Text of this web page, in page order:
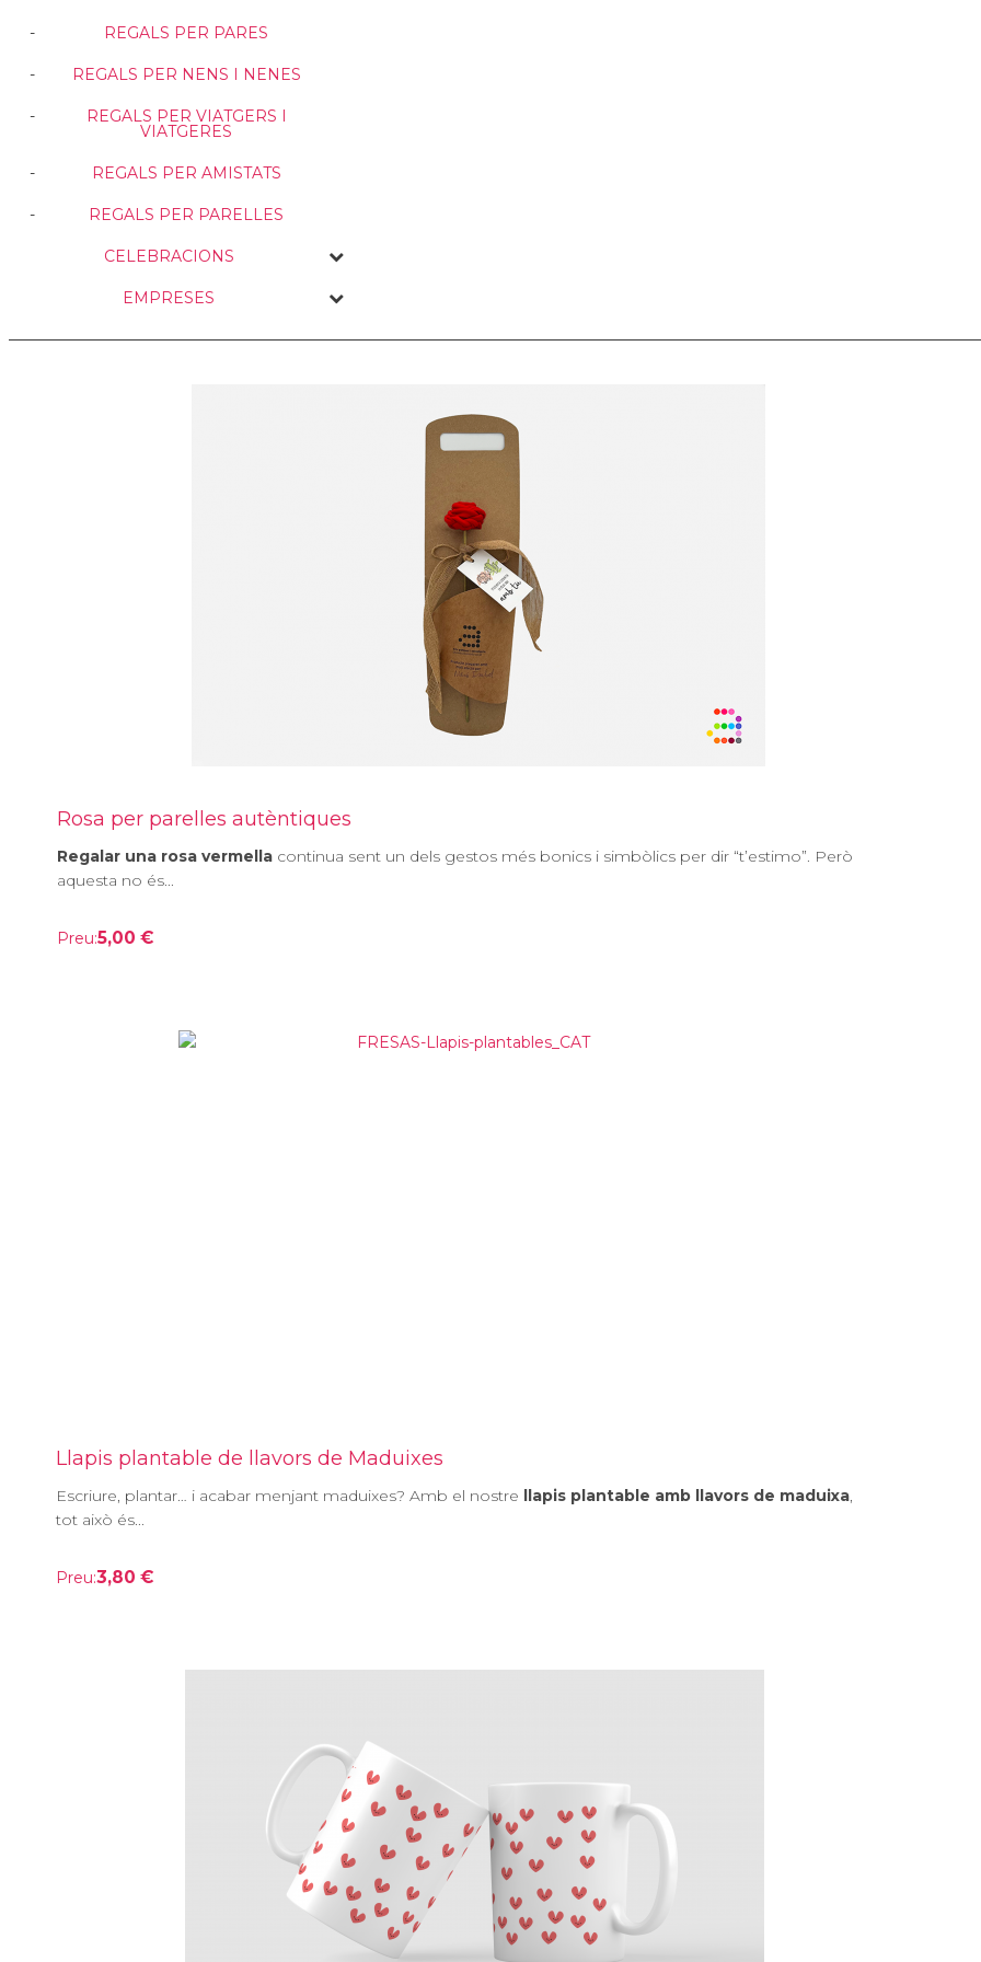
REGALS PER PARES
REGALS PER NENS I NENES
REGALS PER VIATGERS I
VIATGERES
REGALS PER AMISTATS
REGALS PER PARELLES
CELEBRACIONS
EMPRESES
Rosa per parelles autèntiques
Regalar una rosa vermella continua sent un dels gestos més bonics i simbòlics per dir “t’estimo”. Però
aquesta no és...
Preu:5,00 €
Llapis plantable de llavors de Maduixes
Escriure, plantar… i acabar menjant maduixes? Amb el nostre llapis plantable amb llavors de maduixa,
tot això és...
Preu:3,80 €